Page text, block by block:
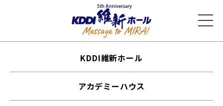
KDDI維新ホール
アカデミーハウス